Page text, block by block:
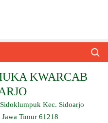
KWARCAB
Kec. Sidoarjo
Timur 61218